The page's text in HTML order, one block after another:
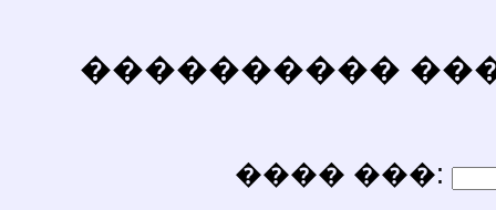
����������
���� ���: